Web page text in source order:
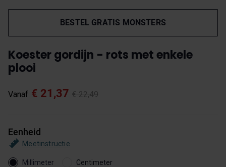
BESTEL GRATIS MONSTERS
Koester gordijn - rots met enkele
plooi
Vanaf € 22,49
€ 21,37
Eenheid
Meetinstructie
Millimeter Centimeter